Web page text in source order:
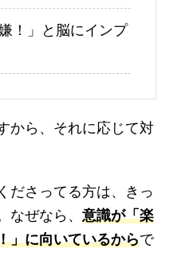
！」と脳にインプ
から、それに応じて対
ださってる方は、きっ
なぜなら、 意識が「楽
」に向いているからで